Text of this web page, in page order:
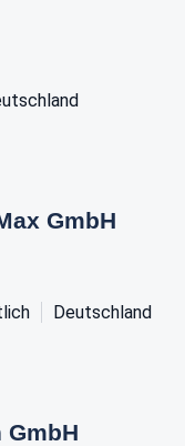
GmbH
Deutschland